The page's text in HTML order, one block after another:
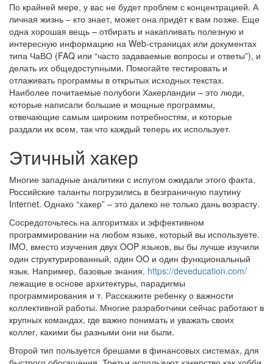
По крайней мере, у вас не будет проблем с концентрацией. А
личная жизнь – кто знает, может она придёт к вам позже. Еще
одна хорошая вещь – отбирать и накапливать полезную и
интересную информацию на Web-страницах или документах
типа ЧаВО (FAQ или “часто задаваемые вопросы и ответы”), и
делать их общедоступными. Помогайте тестировать и
отлаживать программы в открытых исходных текстах.
Наиболее почитаемые полубоги Хакерландии – это люди,
которые написали большие и мощные программы,
отвечающие самым широким потребностям, и которые
раздали их всем, так что каждый теперь их использует.
Этичный хакер
Многие западные аналитики с испугом ожидали этого факта.
Российские таланты погрузились в безграничную паутину
Internet. Однако “хакер” – это далеко не только дань возрасту.
Сосредоточьтесь на алгоритмах и эффективном
программировании на любом языке, который вы используете.
IMO, вместо изучения двух OOP языков, вы бы лучше изучили
один структурированный, один OO и один функциональный
язык. Например, базовые знания, https://deveducation.com/
лежащие в основе архитектуры, парадигмы
программирования и т. Расскажите ребенку о важности
коллективной работы. Многие разработчики сейчас работают в
крупных командах, где важно понимать и уважать своих
коллег, какими бы разными они ни были.
Второй тип пользуется брешами в финансовых системах, для